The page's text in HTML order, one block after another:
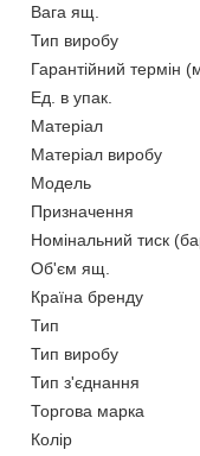
Вага ящ.
Тип виробу
Гарантійний термін
Ед. в упак.
Матеріал
Матеріал виробу
Мoдель
Призначення
Номінальний тиск
Об'єм ящ.
Країна бренду
Тип
Тип виробу
Тип з'єднання
Торгова марка
Колір